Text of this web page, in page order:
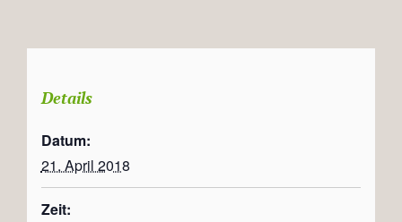
Details
Datum:
21. April 2018
Zeit: